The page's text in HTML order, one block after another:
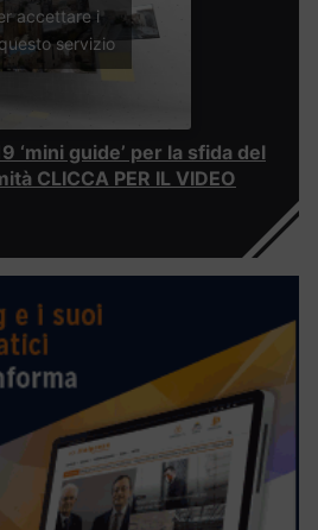
accettare i
servizio
‘mini guide’ per la sfida del
CLICCA PER IL VIDEO